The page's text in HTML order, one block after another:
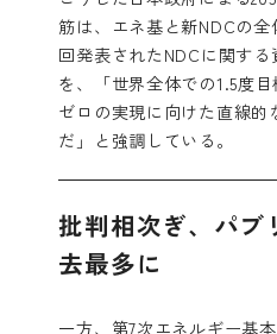
筋は、エネ基と新NDCの
回発表されたNDCに関する
を、「世界全体での1.5度
ゼロの実現に向けた直線
だ」と強調している。
批判相次ぎ、パブ
去最多に
一方、第7次エネルギー基